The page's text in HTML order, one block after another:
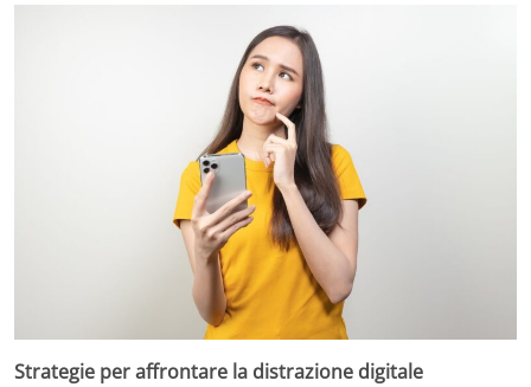
Strategie per affrontare la distrazione digitale